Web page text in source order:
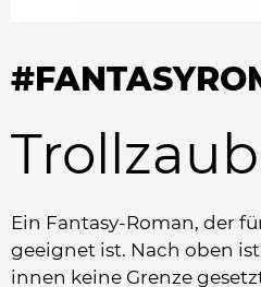
Ein Fantasy-Roman, der
geeignet ist. Nach oben
innen keine Grenze